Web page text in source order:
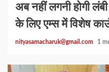
अब नहीं लगनी होगी
के लिए एम्स में विशेष
nityasamacharuk@gmail.com 1